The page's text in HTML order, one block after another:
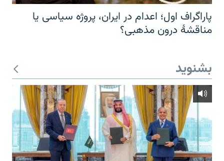
پاراگراف اول؛ اعدام در ایران، پروژه سیاسی یا
مناقشهٔ درون مذهبی؟
بشنوید